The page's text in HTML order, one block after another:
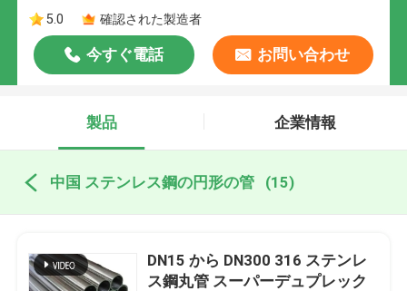
5.0
確認された製造者
今すぐ電話 お問い合わせ
製品 企業情報
中国 ステンレス鋼の円形の管 (15)
DN15 から DN300 316 ステンレ
ス鋼丸管 スーパーデュプレック